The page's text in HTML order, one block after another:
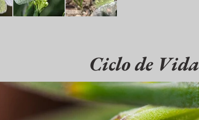
Ciclo de Vida